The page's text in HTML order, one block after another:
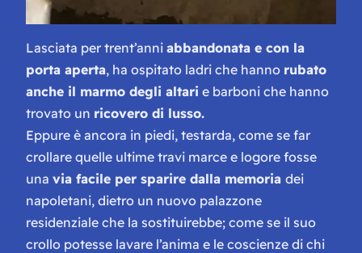
Lasciata per trent’anni abbandonata e con la
porta aperta, ha ospitato ladri che hanno rubato
anche il marmo degli altari e barboni che hanno
trovato un ricovero di lusso.
Eppure è ancora in piedi, testarda, come se far
crollare quelle ultime travi marce e logore fosse
una via facile per sparire dalla memoria dei
napoletani, dietro un nuovo palazzone
residenziale che la sostituirebbe; come se il suo
crollo potesse lavare l’anima e le coscienze di chi